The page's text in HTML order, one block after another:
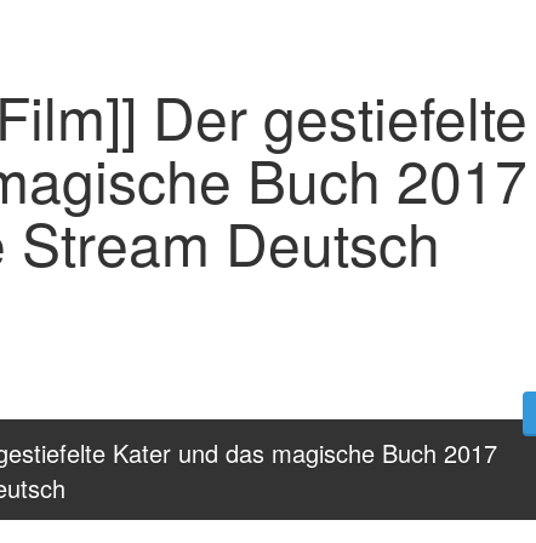
Der
Buch 2017
Deutsch
Kater und das magische Buch 2017